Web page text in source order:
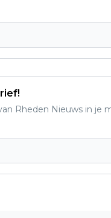
Rheden Nieuws in je